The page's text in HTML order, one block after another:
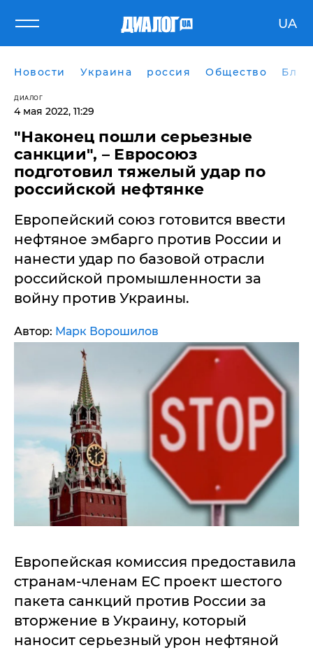
UA
Новости Украина россия Общество
ДИАЛОГ
4 мая 2022, 11:29
"Наконец пошли серьезные
санкции", – Евросоюз
подготовил тяжелый удар по
российской нефтянке
Европейский союз готовится ввести
нефтяное эмбарго против России и
нанести удар по базовой отрасли
российской промышленности за
войну против Украины.
Автор: Марк Ворошилов
Европейская комиссия предоставила
странам-членам ЕС проект шестого
пакета санкций против России за
вторжение в Украину, который
наносит серьезный урон нефтяной